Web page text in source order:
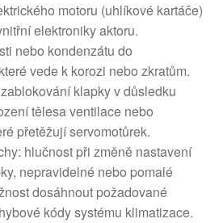
motoru (uhlíkové kartáče)
elektroniky aktoru.
nebo kondenzátu do
vede k korozi nebo zkratům.
klapky v důsledku
tělesa ventilace nebo
přetěžují servomotůrek.
hlučnost při změně nastavení
nepravidelné nebo pomalé
dosáhnout požadované
kódy systému klimatizace.